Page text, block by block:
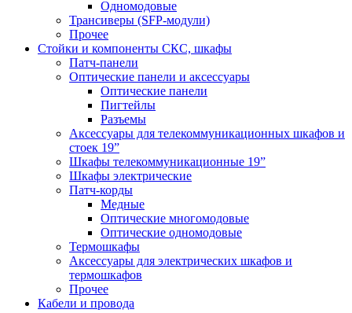
Одномодовые
Трансиверы (SFP-модули)
Прочее
Стойки и компоненты СКС, шкафы
Патч-панели
Оптические панели и аксессуары
Оптические панели
Пигтейлы
Разъемы
Аксессуары для телекоммуникационных шкафов и
стоек 19”
Шкафы телекоммуникационные 19”
Шкафы электрические
Патч-корды
Медные
Оптические многомодовые
Оптические одномодовые
Термошкафы
Аксессуары для электрических шкафов и
термошкафов
Прочее
Кабели и провода